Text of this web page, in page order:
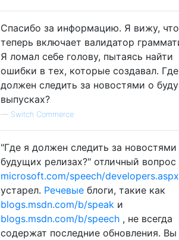
Спасибо за информацию. Я вижу, что
теперь включает валидатор
Я ломал себе голову, пытаясь найти
ошибки в тех, которые создавал.
должен следить за новостями о
выпусках?
— Switch Commerce
"Где я должен следить за
будущих релизах?" отличный вопрос
microsoft.com/speech/developers.aspx
устарел. Речевые блоги, такие как
blogs.msdn.com/b/speak и
blogs.msdn.com/b/speech , не всегда
содержат последние обновления. Вы